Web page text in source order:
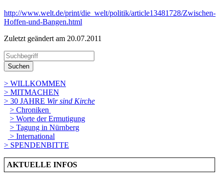
http://www.welt.de/print/die_welt/politik/article13481728/Zwischen-
Hoffen-und-Bangen.html
Zuletzt geändert am 20­.07.2011
Suchen
> WILLKOMMEN
> MITMACHEN
> 30 JAHRE Wir sind Kirche
> Chroniken
> Worte der Ermutigung
> Tagung in Nürnberg
> International
> SPENDENBITTE
AKTUELLE INFOS